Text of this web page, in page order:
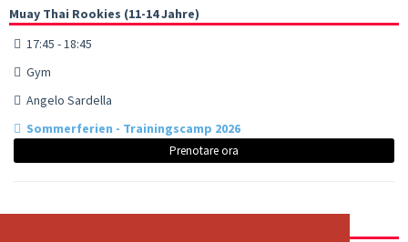
Muay Thai Rookies (11-14 Jahre)
17:45 - 18:45
Gym
Angelo Sardella
Sommerferien - Trainingscamp 2026
Prenotare ora